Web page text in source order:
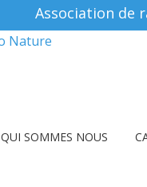
Association de
QUI SOMMES NOUS